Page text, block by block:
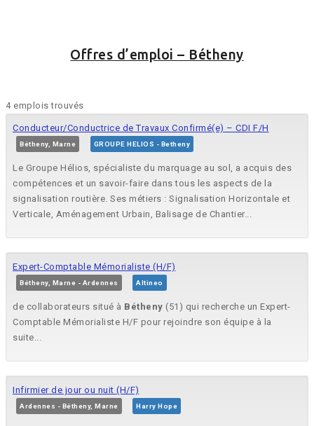
Offres d’emploi – Bétheny
4 emplois trouvés
Conducteur/Conductrice de Travaux Confirmé(e) – CDI F/H
Bétheny, Marne GROUPE HELIOS - Betheny
Le Groupe Hélios, spécialiste du marquage au sol, a acquis des
compétences et un savoir-faire dans tous les aspects de la
signalisation routière. Ses métiers : Signalisation Horizontale et
Verticale, Aménagement Urbain, Balisage de Chantier...
Expert-Comptable Mémorialiste (H/F)
Bétheny, Marne - Ardennes Altineo
de collaborateurs situé à Bétheny (51) qui recherche un Expert-
Comptable Mémorialiste H/F pour rejoindre son équipe à la
suite...
Infirmier de jour ou nuit (H/F)
Ardennes - Bétheny, Marne Harry Hope